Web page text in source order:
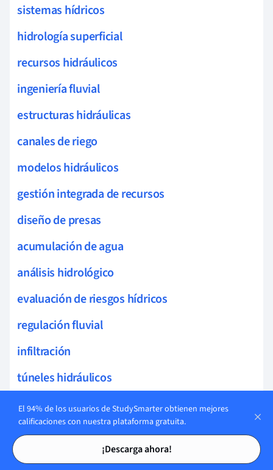
Tarjetas de estudio
Tarjetas de estudio
sistemas hídricos
hidrología superficial
recursos hidráulicos
ingeniería fluvial
estructuras hidráulicas
canales de riego
modelos hidráulicos
gestión integrada de recursos
diseño de presas
acumulación de agua
análisis hidrológico
evaluación de riesgos hídricos
regulación fluvial
infiltración
túneles hidráulicos
pérdidas de carga
sistemas hidrológicos
presas móviles
El 94% de los usuarios de StudySmarter obtienen mejores
calificaciones con nuestra plataforma gratuita.
¡Descarga ahora!